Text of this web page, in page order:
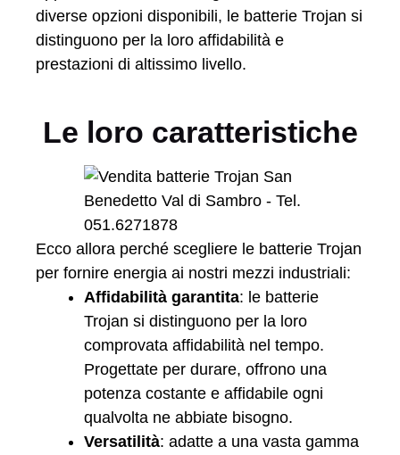
diverse opzioni disponibili, le batterie Trojan si
distinguono per la loro affidabilità e
prestazioni di altissimo livello.
Le loro caratteristiche
Ecco allora perché scegliere le batterie Trojan
per fornire energia ai nostri mezzi industriali:
Affidabilità garantita: le batterie
Trojan si distinguono per la loro
comprovata affidabilità nel tempo.
Progettate per durare, offrono una
potenza costante e affidabile ogni
qualvolta ne abbiate bisogno.
Versatilità: adatte a una vasta gamma